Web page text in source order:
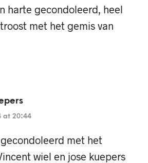
harte gecondoleerd, heel
met het gemis van
at 20:44
met het
wiel en jose kuepers